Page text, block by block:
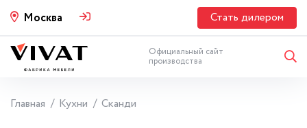
Москва Стать дилером
Официальный сайт
производства
Главная Кухни Сканди